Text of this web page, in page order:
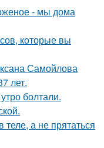
- мы дома
которые вы
Самойлова
лет.
болтали.
теле, а не прятаться